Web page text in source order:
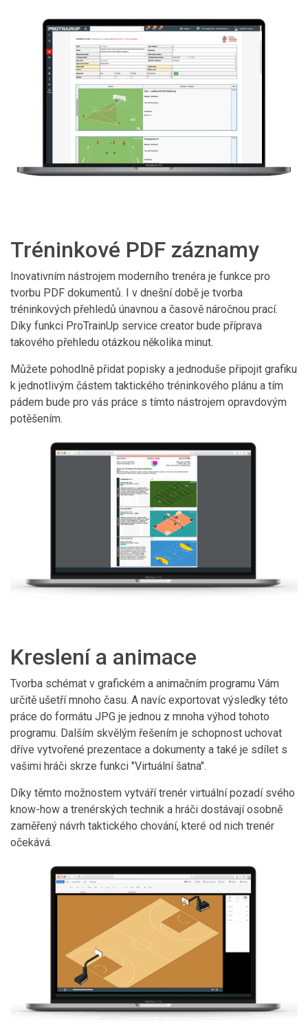
Tréninkové PDF záznamy
Inovativním nástrojem moderního trenéra je funkce pro
tvorbu PDF dokumentů. I v dnešní době je tvorba
tréninkových přehledů únavnou a časově náročnou prací.
Díky funkci ProTrainUp service creator bude příprava
takového přehledu otázkou několika minut.
Můžete pohodlně přidat popisky a jednoduše připojit grafiku
k jednotlivým částem taktického tréninkového plánu a tím
pádem bude pro vás práce s tímto nástrojem opravdovým
potěšením.
Kreslení a animace
Tvorba schémat v grafickém a animačním programu Vám
určitě ušetří mnoho času. A navíc exportovat výsledky této
práce do formátu JPG je jednou z mnoha výhod tohoto
programu. Dalším skvělým řešením je schopnost uchovat
dříve vytvořené prezentace a dokumenty a také je sdílet s
vašimi hráči skrze funkci "Virtuální šatna".
Díky těmto možnostem vytváří trenér virtuální pozadí svého
know-how a trenérských technik a hráči dostávají osobně
zaměřený návrh taktického chování, které od nich trenér
očekává.